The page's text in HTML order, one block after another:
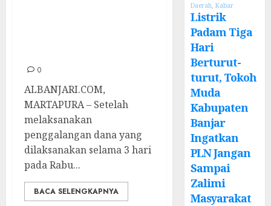
0
ALBANJARI.COM,
MARTAPURA – Setelah
melaksanakan
penggalangan dana yang
dilaksanakan selama 3 hari
pada Rabu...
BACA SELENGKAPNYA
Daerah ,Kabar
Listrik
Padam Tiga
Hari
Berturut-
turut, Tokoh
Muda
Kabupaten
Banjar
Ingatkan
PLN Jangan
Sampai
Zalimi
Masyarakat